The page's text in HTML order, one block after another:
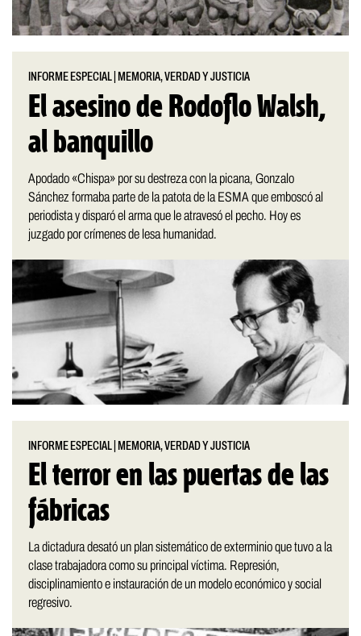
INFORME ESPECIAL MEMORIA, VERDAD Y JUSTICIA
El asesino de Rodoflo Walsh,
al banquillo
Apodado «Chispa» por su destreza con la picana, Gonzalo
Sánchez formaba parte de la patota de la ESMA que emboscó al
periodista y disparó el arma que le atravesó el pecho. Hoy es
juzgado por crímenes de lesa humanidad.
INFORME ESPECIAL MEMORIA, VERDAD Y JUSTICIA
El terror en las puertas de las
fábricas
La dictadura desató un plan sistemático de exterminio que tuvo a la
clase trabajadora como su principal víctima. Represión,
disciplinamiento e instauración de un modelo económico y social
regresivo.